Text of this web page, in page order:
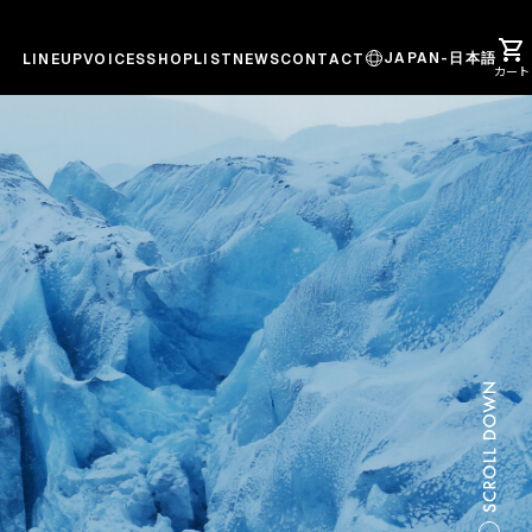
LINEUPVOICESSHOPLISTNEWSCONTACT JAPAN- 日本語
カート